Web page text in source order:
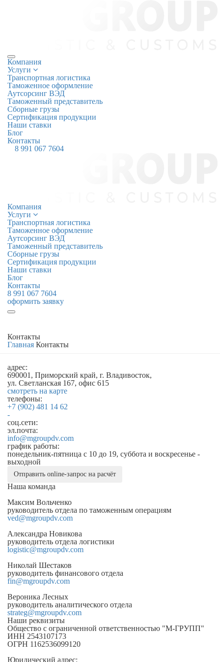
Компания
Услуги
Транспортная логистика
Таможенное оформление
Аутсорсинг ВЭД
Таможенный представитель
Cборные грузы
Сертификация продукции
Наши ставки
Блог
Контакты
8 991 067 7604
Компания
Услуги
Транспортная логистика
Таможенное оформление
Аутсорсинг ВЭД
Таможенный представитель
Cборные грузы
Сертификация продукции
Наши ставки
Блог
Контакты
8 991 067 7604
оформить заявку
Контакты
Главная Контакты
адрес:
690001, Приморский край, г. Владивосток,
ул. Светланская 167, офис 615
смотреть на карте
телефоны:
+7 (902) 481 14 62
-
соц.сети:
эл.почта:
info@mgroupdv.com
график работы:
понедельник-пятница с 10 до 19, суббота и воскресенье -
выходной
Отправить online-запрос на расчёт
Наша команда
Максим Вольченко
руководитель отдела по таможенным операциям
ved@mgroupdv.com
Александра Новикова
руководитель отдела логистики
logistic@mgroupdv.com
Николай Шестаков
руководитель финансового отдела
fin@mgroupdv.com
Вероника Лесных
руководитель аналитического отдела
strateg@mgroupdv.com
Наши реквизиты
Общество с ограниченной ответственностью "М-ГРУПП"
ИНН 2543107173
ОГРН 1162536099120
Юридический адрес: